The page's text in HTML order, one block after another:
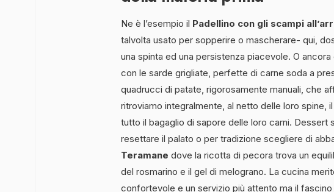
Ne è l’esempio il Padellino con gli scampi
talvolta usato per sopperire o mascherare- qui,
una spinta ed una persistenza piacevole. O
con le sarde grigliate, perfette di carne soda a
quadrucci di patate, rigorosamente manuali, che
ritroviamo integralmente, al netto delle loro spine,
tutto il bagaglio di sapore delle loro carni. Dessert
resettare il palato o per tradizione scegliere di
Teramane dove la ricotta di pecora trova un
del rosmarino e il gel di melograno. La cucina
confortevole e un servizio più attento ma il